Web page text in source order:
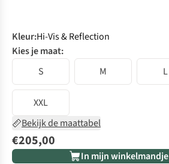
Kleur:Hi-Vis & Reflection
Kies je maat:
S
M L
XXL
Bekijk de maattabel
€205,00
In mijn winkelmandje